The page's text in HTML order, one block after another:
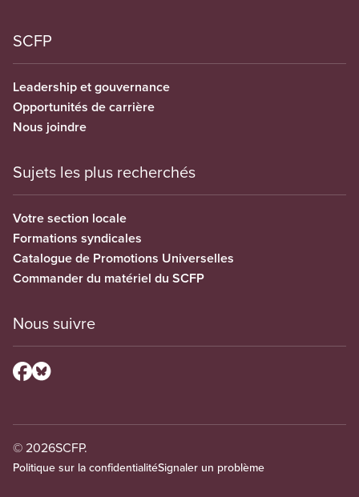
SCFP
Leadership et gouvernance
Opportunités de carrière
Nous joindre
Sujets les plus recherchés
Votre section locale
Formations syndicales
Catalogue de Promotions Universelles
Commander du matériel du SCFP
Nous suivre
© 2026SCFP.
Politique sur la confidentialitéSignaler un problème